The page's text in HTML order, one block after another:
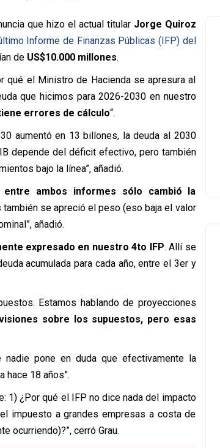
que hizo el actual titular Jorge Quiroz
Informe de Finanzas Públicas (IFP) del
deUS$10.000 millones.
qué el Ministro de Hacienda se apresura al
que hicimos para 2026-2030 en nuestro
errores de cálculo“.
aumentó en 13 billones, la deuda al 2030
depende del déficit efectivo, pero también
bajo la línea”, añadió.
entre ambos informes sólo cambió la
se apreció el peso (eso baja el valor
añadió.
expresado en nuestro 4to IFP. Allí se
acumulada para cada año, entre el 3er y
Estamos hablando de proyecciones
sobre los supuestos, pero esas
pone en duda que efectivamente la
hace 18 años”.
1) ¿Por qué el IFP no dice nada del impacto
impuesto a grandes empresas a costa de
ocurriendo)?”, cerró Grau.